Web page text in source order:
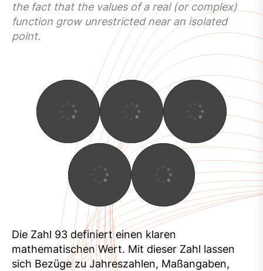
the fact that the values of a real (or complex)
function grow unrestricted near an isolated
point.
Die Zahl 93 definiert einen klaren
mathematischen Wert. Mit dieser Zahl lassen
sich Bezüge zu Jahreszahlen, Maßangaben,